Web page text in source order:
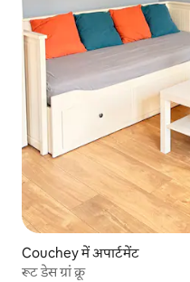
Couchey में अपार्टमेंट
रूट डेस ग्रां क्रू